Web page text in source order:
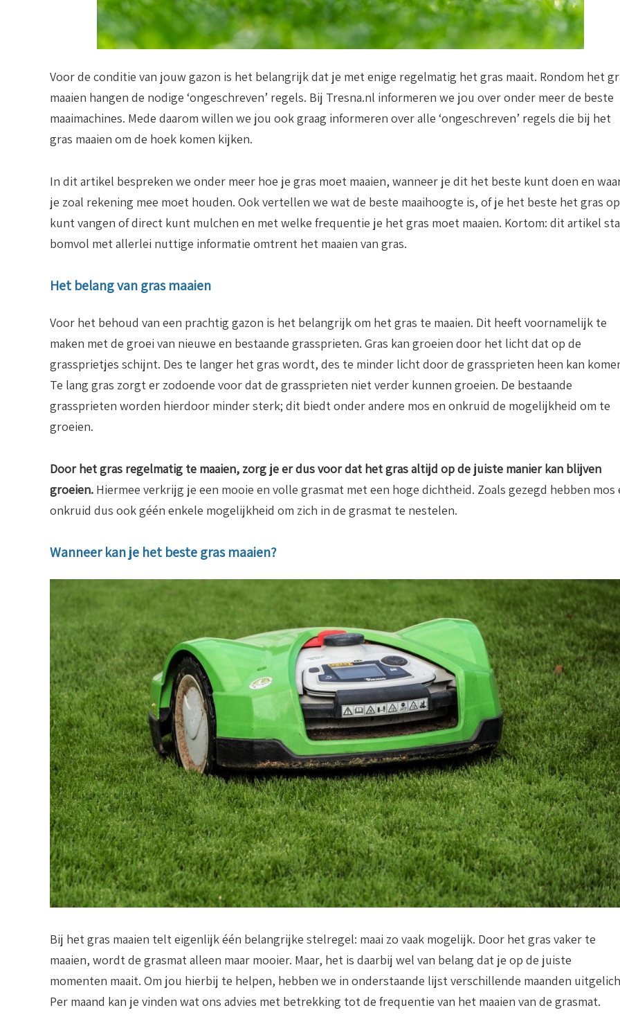
Voor de conditie van jouw gazon is het belangrijk dat je met enige regelmatig het gras maait. Rondom het
maaien hangen de nodige ‘ongeschreven’ regels. Bij Tresna.nl informeren we jou over onder meer de beste
maaimachines. Mede daarom willen we jou ook graag informeren over alle ‘ongeschreven’ regels die bij het
gras maaien om de hoek komen kijken.
In dit artikel bespreken we onder meer hoe je gras moet maaien, wanneer je dit het beste kunt doen en
je zoal rekening mee moet houden. Ook vertellen we wat de beste maaihoogte is, of je het beste het gras op
kunt vangen of direct kunt mulchen en met welke frequentie je het gras moet maaien. Kortom: dit artikel
bomvol met allerlei nuttige informatie omtrent het maaien van gras.
Het belang van gras maaien
Voor het behoud van een prachtig gazon is het belangrijk om het gras te maaien. Dit heeft voornamelijk te
maken met de groei van nieuwe en bestaande grassprieten. Gras kan groeien door het licht dat op de
grassprietjes schijnt. Des te langer het gras wordt, des te minder licht door de grassprieten heen kan
Te lang gras zorgt er zodoende voor dat de grassprieten niet verder kunnen groeien. De bestaande
grassprieten worden hierdoor minder sterk; dit biedt onder andere mos en onkruid de mogelijkheid om te
groeien.
Door het gras regelmatig te maaien, zorg je er dus voor dat het gras altijd op de juiste manier kan blijven
groeien. Hiermee verkrijg je een mooie en volle grasmat met een hoge dichtheid. Zoals gezegd hebben mos
onkruid dus ook géén enkele mogelijkheid om zich in de grasmat te nestelen.
Wanneer kan je het beste gras maaien?
Bij het gras maaien telt eigenlijk één belangrijke stelregel: maai zo vaak mogelijk. Door het gras vaker te
maaien, wordt de grasmat alleen maar mooier. Maar, het is daarbij wel van belang dat je op de juiste
momenten maait. Om jou hierbij te helpen, hebben we in onderstaande lijst verschillende maanden
Per maand kan je vinden wat ons advies met betrekking tot de frequentie van het maaien van de grasmat.